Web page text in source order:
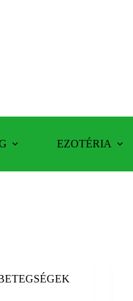
EZOTÉRIA